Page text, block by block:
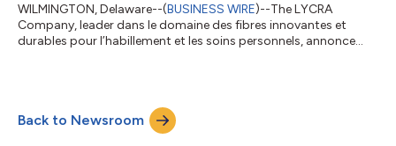
WILMINGTON, Delaware--(BUSINESS WIRE)--The LYCRA
Company, leader dans le domaine des fibres innovantes et
durables pour l’habillement et les soins personnels, annonce
reconnue par les plus grandes marques mondiales de
vêtements, inaugure désormais une nouvelle ère de confort,
d'ajustement et de performance pour le...
Back to Newsroom